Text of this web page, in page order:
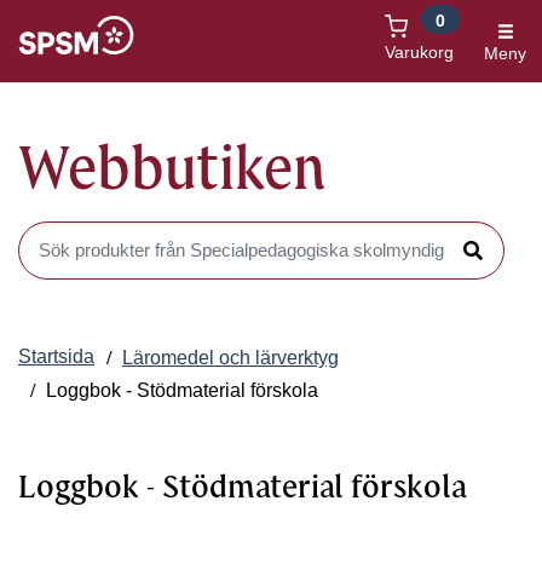
Varukorg
0
Meny
Webbutiken
Sök produkter i Webbutiken
Sök
Startsida
Läromedel och lärverktyg
Loggbok - Stödmaterial förskola
Loggbok - Stödmaterial förskola